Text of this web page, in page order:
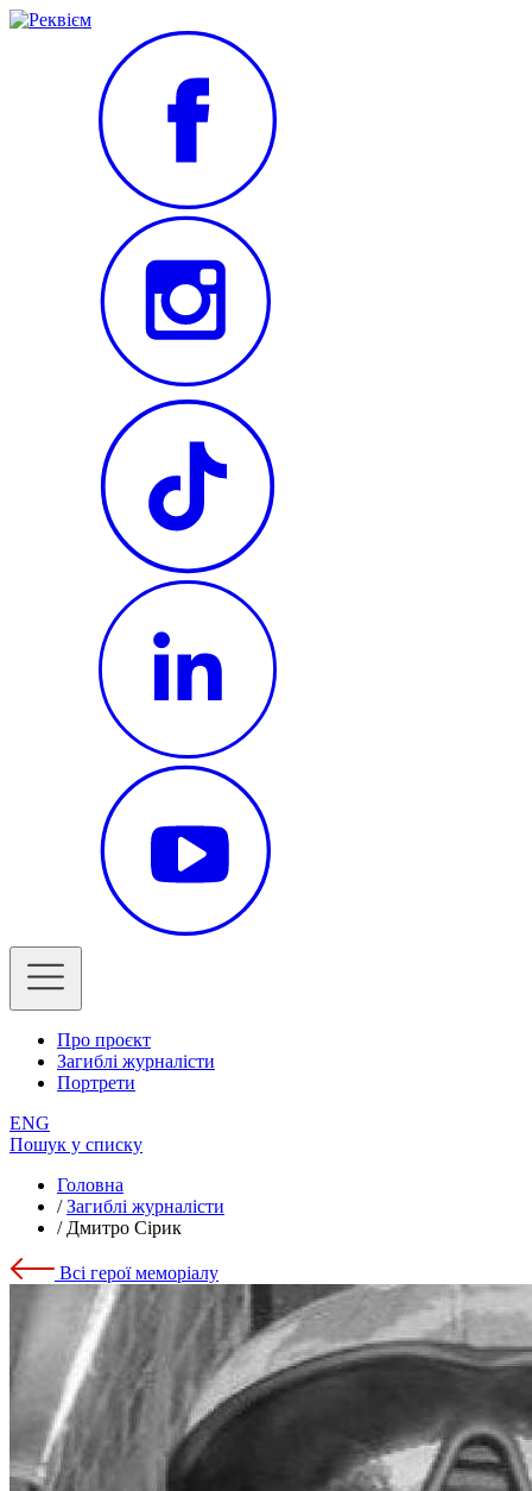
Про проєкт
Загиблі журналісти
Портрети
ENG
Пошук у списку
Головна
/Загиблі журналісти
/ Дмитро Сірик
Всі герої меморіалу